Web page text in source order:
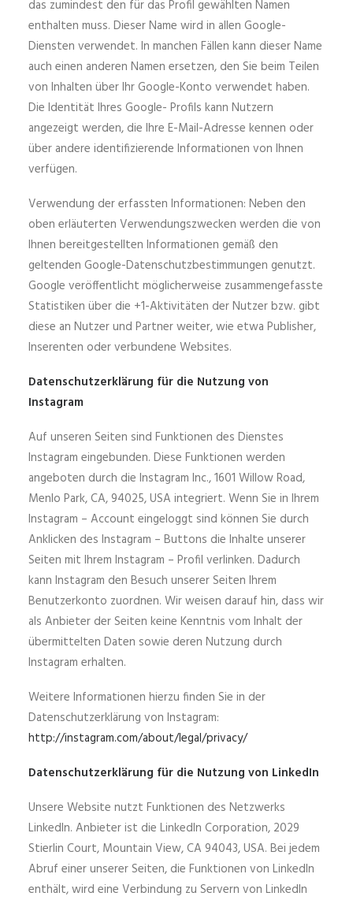
das zumindest den für das Profil gewählten Namen
enthalten muss. Dieser Name wird in allen Google-
Diensten verwendet. In manchen Fällen kann dieser Name
auch einen anderen Namen ersetzen, den Sie beim Teilen
von Inhalten über Ihr Google-Konto verwendet haben.
Die Identität Ihres Google- Profils kann Nutzern
angezeigt werden, die Ihre E-Mail-Adresse kennen oder
über andere identifizierende Informationen von Ihnen
verfügen.
Verwendung der erfassten Informationen: Neben den
oben erläuterten Verwendungszwecken werden die von
Ihnen bereitgestellten Informationen gemäß den
geltenden Google-Datenschutzbestimmungen genutzt.
Google veröffentlicht möglicherweise zusammengefasste
Statistiken über die +1-Aktivitäten der Nutzer bzw. gibt
diese an Nutzer und Partner weiter, wie etwa Publisher,
Inserenten oder verbundene Websites.
Datenschutzerklärung für die Nutzung von
Instagram
Auf unseren Seiten sind Funktionen des Dienstes
Instagram eingebunden. Diese Funktionen werden
angeboten durch die Instagram Inc., 1601 Willow Road,
Menlo Park, CA, 94025, USA integriert. Wenn Sie in Ihrem
Instagram – Account eingeloggt sind können Sie durch
Anklicken des Instagram – Buttons die Inhalte unserer
Seiten mit Ihrem Instagram – Profil verlinken. Dadurch
kann Instagram den Besuch unserer Seiten Ihrem
Benutzerkonto zuordnen. Wir weisen darauf hin, dass wir
als Anbieter der Seiten keine Kenntnis vom Inhalt der
übermittelten Daten sowie deren Nutzung durch
Instagram erhalten.
Weitere Informationen hierzu finden Sie in der
Datenschutzerklärung von Instagram:
http://instagram.com/about/legal/privacy/
Datenschutzerklärung für die Nutzung von LinkedIn
Unsere Website nutzt Funktionen des Netzwerks
LinkedIn. Anbieter ist die LinkedIn Corporation, 2029
Stierlin Court, Mountain View, CA 94043, USA. Bei jedem
Abruf einer unserer Seiten, die Funktionen von LinkedIn
enthält, wird eine Verbindung zu Servern von LinkedIn